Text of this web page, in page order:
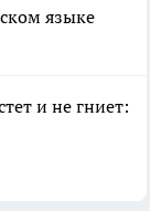
языке
и не гниет: